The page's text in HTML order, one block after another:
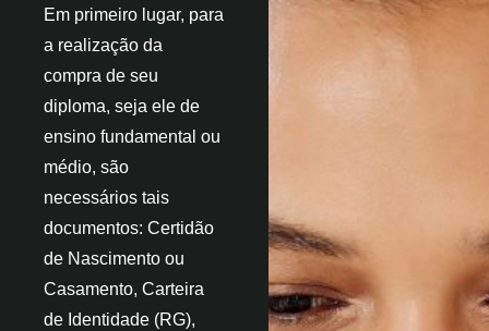
Em primeiro lugar, para
a realização da
compra de seu
diploma, seja ele de
ensino fundamental ou
médio, são
necessários tais
documentos: Certidão
de Nascimento ou
Casamento, Carteira
de Identidade (RG),